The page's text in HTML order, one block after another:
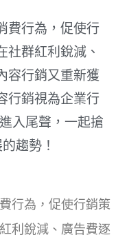
費行為，促使行
社群紅利銳減、
容行銷又重新獲
行銷視為企業行
入尾聲，一起搶
趨勢！
行為，促使行銷策
利銳減、廣告費逐